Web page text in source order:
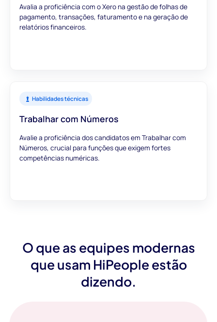
Avalia a proficiência com o Xero na gestão de folhas de
pagamento, transações, faturamento e na geração de
relatórios financeiros.
Habilidades técnicas
Trabalhar com Números
Avalie a proficiência dos candidatos em Trabalhar com
Números, crucial para funções que exigem fortes
competências numéricas.
O que as equipes modernas
que usam HiPeople estão
dizendo.